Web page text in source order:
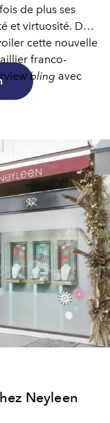
de plus ses
et virtuosité. De
cette nouvelle
franco-
bling avec
Neyleen